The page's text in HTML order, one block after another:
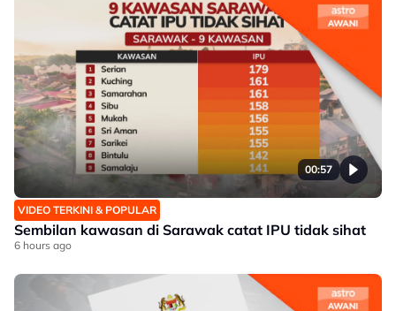
00:57
VIDEO TERKINI & POPULAR
Sembilan kawasan di Sarawak catat IPU tidak sihat
6 hours ago